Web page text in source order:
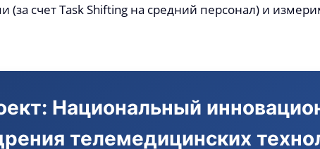
счет Task Shifting на средний персонал) и
Национальный
телемедицинских